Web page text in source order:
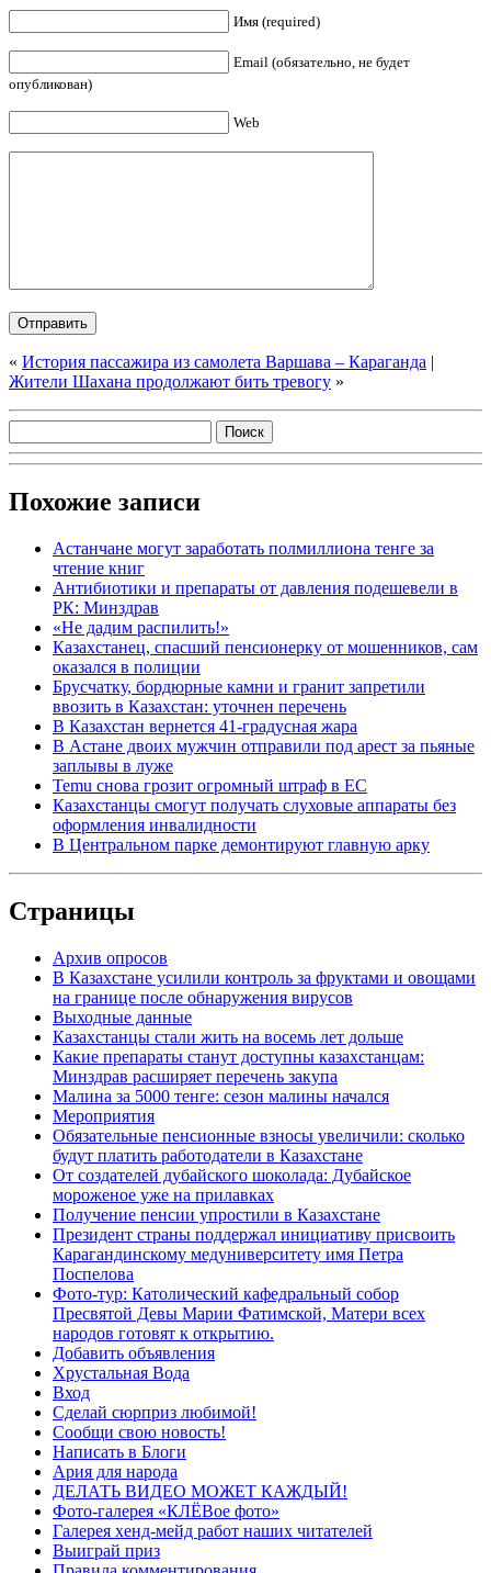
Имя (required)
Email (обязательно, не будет
опубликован)
Web
« История пассажира из самолета Варшава – Караганда |
Жители Шахана продолжают бить тревогу »
Похожие записи
Астанчане могут заработать полмиллиона тенге за
чтение книг
Антибиотики и препараты от давления подешевели в
РК: Минздрав
«Не дадим распилить!»
Казахстанец, спасший пенсионерку от мошенников, сам
оказался в полиции
Брусчатку, бордюрные камни и гранит запретили
ввозить в Казахстан: уточнен перечень
В Казахстан вернется 41-градусная жара
В Астане двоих мужчин отправили под арест за пьяные
заплывы в луже
Temu снова грозит огромный штраф в ЕС
Казахстанцы смогут получать слуховые аппараты без
оформления инвалидности
В Центральном парке демонтируют главную арку
Страницы
Архив опросов
В Казахстане усилили контроль за фруктами и овощами
на границе после обнаружения вирусов
Выходные данные
Казахстанцы стали жить на восемь лет дольше
Какие препараты станут доступны казахстанцам:
Минздрав расширяет перечень закупа
Малина за 5000 тенге: сезон малины начался
Мероприятия
Обязательные пенсионные взносы увеличили: сколько
будут платить работодатели в Казахстане
От создателей дубайского шоколада: Дубайское
мороженое уже на прилавках
Получение пенсии упростили в Казахстане
Президент страны поддержал инициативу присвоить
Карагандинскому медуниверситету имя Петра
Поспелова
Фото-тур: Католический кафедральный собор
Пресвятой Девы Марии Фатимской, Матери всех
народов готовят к открытию.
Добавить объявления
Хрустальная Вода
Вход
Сделай сюрприз любимой!
Сообщи свою новость!
Написать в Блоги
Ария для народа
ДЕЛАТЬ ВИДЕО МОЖЕТ КАЖДЫЙ!
Фото-галерея «КЛЁВое фото»
Галерея хенд-мейд работ наших читателей
Выиграй приз